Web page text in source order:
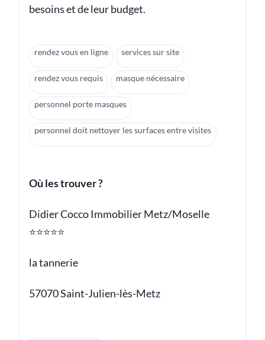
besoins et de leur budget.
rendez vous en ligne services sur site
rendez vous requis masque nécessaire
personnel porte masques
personnel doit nettoyer les surfaces entre visites
Où les trouver ?
Didier Cocco Immobilier Metz/Moselle
⭐⭐⭐⭐⭐
la tannerie
57070 Saint-Julien-lès-Metz